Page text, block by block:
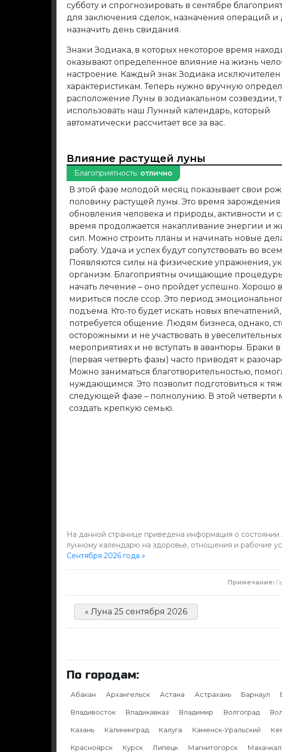
субботу и спрогнозировать в сентябре
для заключения сделок, назначения операций и
назначить день свидания.
Знаки Зодиака, в которых некоторое время
оказывают определенное влияние на жизнь
настроение. Каждый знак Зодиака
характеристикам. Теперь нужно вручную
расположение Луны в зодиакальном созвездии,
использовать наш Лунный календарь, который
автоматически рассчитает все за вас.
Влияние растущей луны
Благоприятность: отлично
В этой фазе молодой месяц показывает свои
половину растущей луны. Это время зарождения
обновления человека и природы, активности и
время продолжается накапливание энергии и
сил. Можно строить планы и начинать новые
работу. Удача и успех будут сопутствовать во
Появляются силы на физические упражнения,
организм. Благоприятны очищающие
начать лечение – оно пройдет успешно. Хорошо
мириться после ссор. Это период
подъема. Кто-то будет искать новых
потребуется общение. Людям бизнеса, однако,
осторожными и не участвовать в увеселительных
мероприятиях и не вступать в авантюры. Браки в
(первая четверть фазы) часто приводят к
Можно заниматься благотворительностью,
нуждающимся. Это позволит подготовиться к
следующей фазе – полнолунию. В этой четверти
создать крепкую семью.
На данной странице приведена информация о
лунному календарю на здоровье, отношения и рабочие
Сентября 2026 года »
Примечание:
« Луна 25 сентября 2026
По городам:
Абакан Архангельск Астана Астрахань Барнаул
Владивосток Владикавказ Владимир Волгоград
Казань Калининград Калуга Каменск-Уральский
Красноярск Курск Липецк Магнитогорск